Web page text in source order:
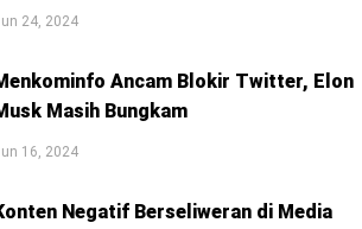
24, 2024
Ancam Blokir Twitter, Elon
Masih Bungkam
16, 2024
Negatif Berseliweran di Media